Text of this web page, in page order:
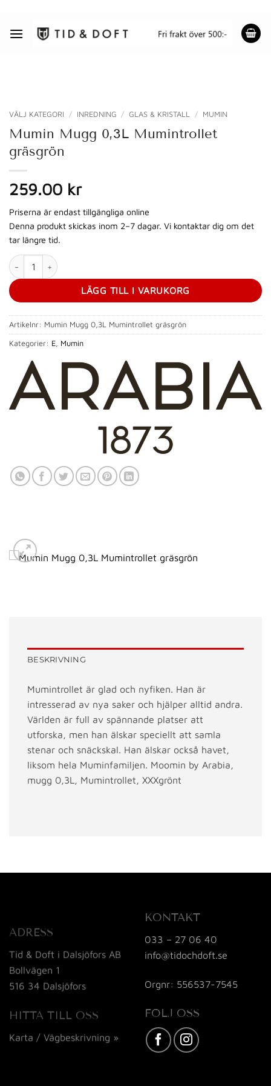
content
VÄLJ KATEGORI / INREDNING / GLAS & KRISTALL / MUMIN
Mumin Mugg 0,3L Mumintrollet
gräsgrön
259.00 kr
Priserna är endast tillgängliga online
Denna produkt skickas inom 2–7 dagar. Vi kontaktar dig om det
tar längre tid.
Mumin Mugg 0,3L Mumintrollet gräsgrön mängd
LÄGG TILL I VARUKORG
Artikelnr: Mumin Mugg 0,3L Mumintrollet gräsgrön
Kategorier: E, Mumin
BESKRIVNING
Mumintrollet är glad och nyfiken. Han är
intresserad av nya saker och hjälper alltid andra.
Världen är full av spännande platser att
utforska, men han älskar speciellt att samla
stenar och snäckskal. Han älskar också havet,
liksom hela Muminfamiljen. Moomin by Arabia,
mugg 0,3L, Mumintrollet, XXXgrönt
ADRESS
Tid & Doft i Dalsjöfors AB
Bollvägen 1
516 34 Dalsjöfors
HITTA TILL OSS
Karta / Vägbeskrivning »
KONTAKT
033 – 27 06 40
info@tidochdoft.se
Orgnr: 556537-7545
FÖLJ OSS